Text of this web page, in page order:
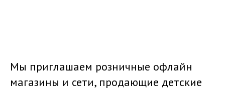
Мы приглашаем розничные офлайн
магазины и сети, продающие детские